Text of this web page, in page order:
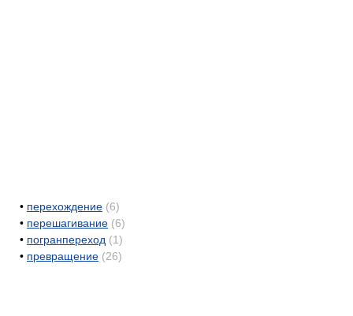
• перехождение (6)
• перешагивание (6)
• погранпереход (1)
• превращение (26)